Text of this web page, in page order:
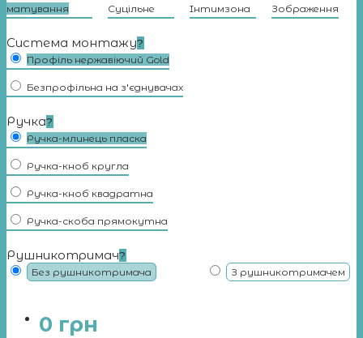
матування
Суцільне Iнтимзона Зображення
Система монтажу?
Профіль нержавіючий Gold
Безпрофільна на з'єднувачах
Ручка?
Ручка-млинець пласка
Ручка-кноб кругла
Ручка-кноб квадратна
Ручка-скоба прямокутна
Рушникотримач?
Без рушникотримача З рушникотримачем
0 грн